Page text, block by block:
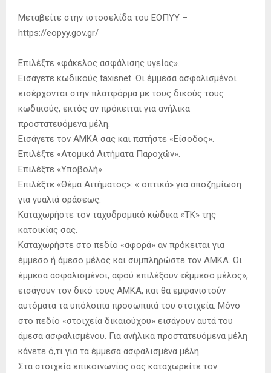
Μεταβείτε στην ιστοσελίδα του ΕΟΠΥΥ –
https://eopyy.gov.gr/
Επιλέξτε «φάκελος ασφάλισης υγείας».
Εισάγετε κωδικούς taxisnet. Οι έμμεσα ασφαλισμένοι
εισέρχονται στην πλατφόρμα με τους δικούς τους
κωδικούς, εκτός αν πρόκειται για ανήλικα
προστατευόμενα μέλη.
Εισάγετε τον ΑΜΚΑ σας και πατήστε «Είσοδος».
Επιλέξτε «Ατομικά Αιτήματα Παροχών».
Επιλέξτε «Υποβολή».
Επιλέξτε «Θέμα Αιτήματος»: « οπτικά» για αποζημίωση
για γυαλιά οράσεως.
Καταχωρήστε τον ταχυδρομικό κώδικα «ΤΚ» της
κατοικίας σας.
Καταχωρήστε στο πεδίο «αφορά» αν πρόκειται για
έμμεσο ή άμεσο μέλος και συμπληρώστε τον ΑΜΚΑ. Οι
έμμεσα ασφαλισμένοι, αφού επιλέξουν «έμμεσο μέλος»,
εισάγουν τον δικό τους ΑΜΚΑ, και θα εμφανιστούν
αυτόματα τα υπόλοιπα προσωπικά του στοιχεία. Μόνο
στο πεδίο «στοιχεία δικαιούχου» εισάγουν αυτά του
άμεσα ασφαλισμένου. Για ανήλικα προστατευόμενα μέλη
κάνετε ό,τι για τα έμμεσα ασφαλισμένα μέλη.
Στα στοιχεία επικοινωνίας σας καταχωρείτε τον